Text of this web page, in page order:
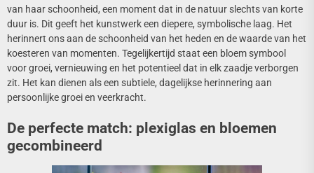
van haar schoonheid, een moment dat in de natuur slechts van korte
duur is. Dit geeft het kunstwerk een diepere, symbolische laag. Het
herinnert ons aan de schoonheid van het heden en de waarde van het
koesteren van momenten. Tegelijkertijd staat een bloem symbool
voor groei, vernieuwing en het potentieel dat in elk zaadje verborgen
zit. Het kan dienen als een subtiele, dagelijkse herinnering aan
persoonlijke groei en veerkracht.
De perfecte match: plexiglas en bloemen
gecombineerd